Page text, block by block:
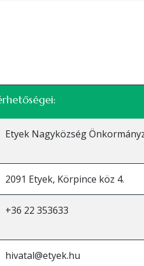
Etyek Nagyközség
2091 Etyek, Körpince köz 4.
+36 22 353633
hivatal@etyek.hu